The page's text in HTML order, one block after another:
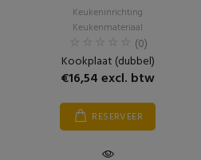
Keukeninrichting
Keukenmateriaal
(0)
Kookplaat (dubbel)
€16,54 excl. btw
RESERVEER